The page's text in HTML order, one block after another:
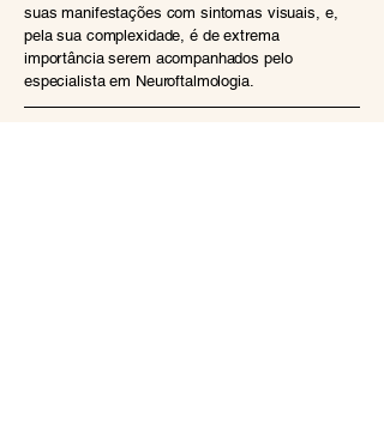
suas manifestações com sintomas visuais, e,
pela sua complexidade, é de extrema
importância serem acompanhados pelo
especialista em Neuroftalmologia.